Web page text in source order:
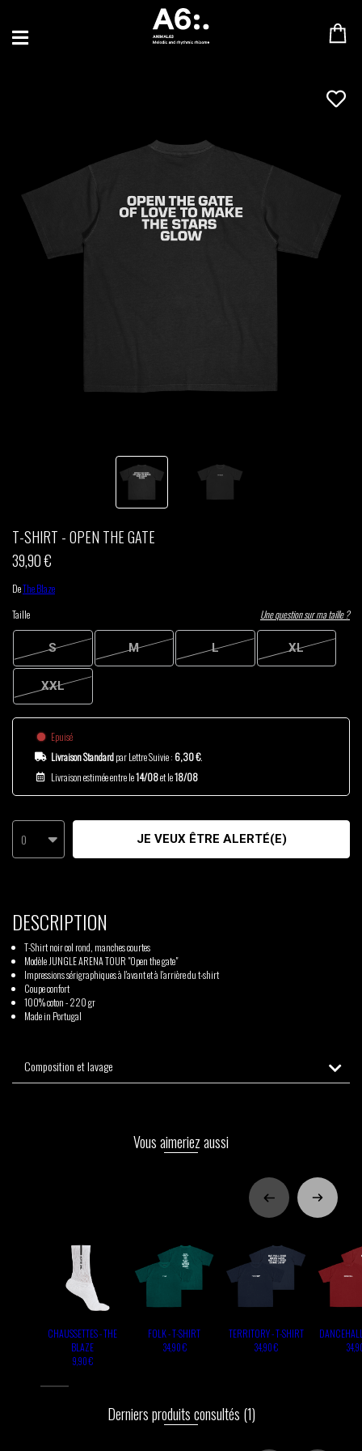
BLU SAMU
JASON GLASSER
JOHAN PAPACONSTANTINO
LOVE SUPREME
MAX BABY
MERYEM ABOULOUAFA
T-SHIRT - OPEN THE GATE
39,90 €
DeThe Blaze
Taille
Une question sur ma taille ?
S M L XL
XXL
Epuisé
Livraison Standardpar Lettre Suivie : 6,30 €.
Livraison estimée entre le14/08et le18/08
0 JE VEUX ÊTRE ALERTÉ(E)
DESCRIPTION
T-Shirt noir col rond, manches courtes
Modèle JUNGLE ARENA TOUR "Open the gate"
Impressions sérigraphiques à l'avant et à l'arrière du t-shirt
Coupe confort
100% coton - 220 gr
Made in Portugal
Composition et lavage
Vous aimeriez aussi
CHAUSSETTES - THE
BLAZE
9,90 €
FOLK - T-SHIRT
34,90 €
TERRITORY - T-SHIRT
34,90 €
Derniers produits consultés (1)